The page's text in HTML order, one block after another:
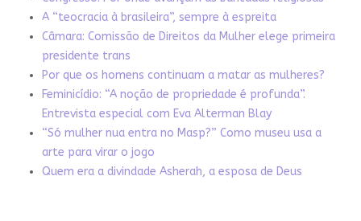
A “teocracia à brasileira”, sempre à espreita
Câmara: Comissão de Direitos da Mulher elege primeira
presidente trans
Por que os homens continuam a matar as mulheres?
Feminicídio: “A noção de propriedade é profunda”.
Entrevista especial com Eva Alterman Blay
“Só mulher nua entra no Masp?” Como museu usa a
arte para virar o jogo
Quem era a divindade Asherah, a esposa de Deus